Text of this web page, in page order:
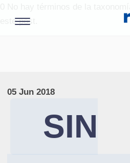
No hay términos de la
este post.
05 Jun 2018
SIN